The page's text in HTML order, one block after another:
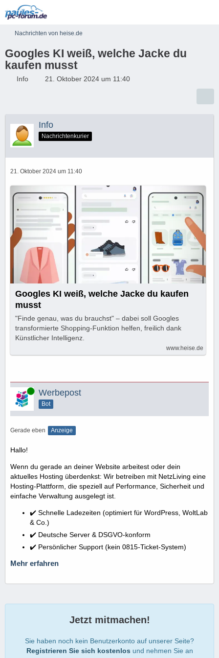
Nachrichten von heise.de
Googles KI weiß, welche Jacke du
kaufen musst
Info 21. Oktober 2024 um 11:40
Info
Nachrichtenkurier
21. Oktober 2024 um 11:40
Googles KI weiß, welche Jacke du kaufen
musst
"Finde genau, was du brauchst" – dabei soll Googles
transformierte Shopping-Funktion helfen, freilich dank
Künstlicher Intelligenz.
www.heise.de
Online Werbepost
Bot
Gerade eben Anzeige
Hallo!
Wenn du gerade an deiner Website arbeitest oder dein
aktuelles Hosting überdenkst: Wir betreiben mit NetzLiving eine
Hosting-Plattform, die speziell auf Performance, Sicherheit und
einfache Verwaltung ausgelegt ist.
✔️ Schnelle Ladezeiten (optimiert für WordPress, WoltLab
& Co.)
✔️ Deutsche Server & DSGVO-konform
✔️ Persönlicher Support (kein 0815-Ticket-System)
Mehr erfahren
Jetzt mitmachen!
Sie haben noch kein Benutzerkonto auf unserer Seite?
Registrieren Sie sich kostenlos und nehmen Sie an